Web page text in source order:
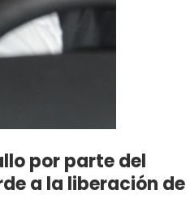
por parte del
a la liberación de